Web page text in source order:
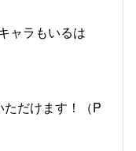
ャラもいるは
だけます！（P